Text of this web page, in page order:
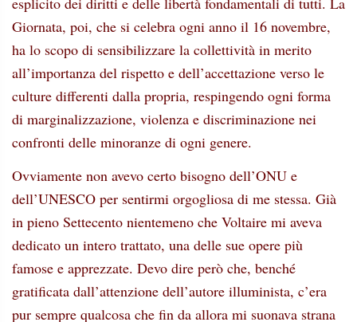
Giornata, poi, che si celebra ogni anno il 16 novembre,
ha lo scopo di sensibilizzare la collettività in merito
all’importanza del rispetto e dell’accettazione verso le
culture differenti dalla propria, respingendo ogni forma
di marginalizzazione, violenza e discriminazione nei
confronti delle minoranze di ogni genere.
Ovviamente non avevo certo bisogno dell’ONU e
dell’UNESCO per sentirmi orgogliosa di me stessa. Già
in pieno Settecento nientemeno che Voltaire mi aveva
dedicato un intero trattato, una delle sue opere più
famose e apprezzate. Devo dire però che, benché
gratificata dall’attenzione dell’autore illuminista, c’era
pur sempre qualcosa che fin da allora mi suonava strana